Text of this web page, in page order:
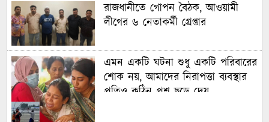
রাজধানীতে গোপন বৈঠক, আওয়ামী
লীগের ৬ নেতাকর্মী গ্রেপ্তার
এমন একটি ঘটনা শুধু একটি পরিবারের
শোক নয়, আমাদের নিরাপত্তা ব্যবস্থার
প্রতিও কঠিন প্রশ্ন ছুড়ে দেয়